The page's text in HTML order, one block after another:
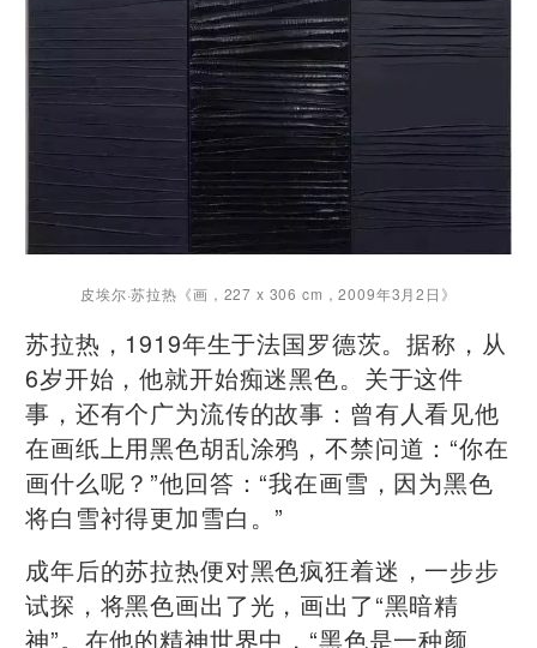
皮埃尔·苏拉热《画，227 x 306 cm，2009年3月2日》
苏拉热，1919年生于法国罗德茨。据称，从
6岁开始，他就开始痴迷黑色。关于这件
事，还有个广为流传的故事：曾有人看见他
在画纸上用黑色胡乱涂鸦，不禁问道：“你在
画什么呢？”他回答：“我在画雪，因为黑色
将白雪衬得更加雪白。”
成年后的苏拉热便对黑色疯狂着迷，一步步
试探，将黑色画出了光，画出了“黑暗精
神”。在他的精神世界中，“黑色是一种颜